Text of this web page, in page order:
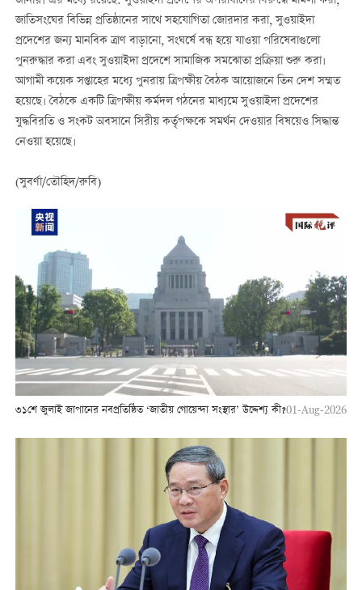
জাতিসংঘের বিভিন্ন প্রতিষ্ঠানের সাথে সহযোগিতা জোরদার করা, সুওয়াইদা
প্রদেশের জন্য মানবিক ত্রাণ বাড়ানো, সংঘর্ষে বন্ধ হয়ে যাওয়া পরিষেবাগুলো
পুনরুদ্ধার করা এবং সুওয়াইদা প্রদেশে সামাজিক সমঝোতা প্রক্রিয়া শুরু করা।
আগামী কয়েক সপ্তাহের মধ্যে পুনরায় ত্রিপক্ষীয় বৈঠক আয়োজনে তিন দেশ সম্মত
হয়েছে। বৈঠকে একটি ত্রিপক্ষীয় কর্মদল গঠনের মাধ্যমে সুওয়াইদা প্রদেশের
যুদ্ধবিরতি ও সংকট অবসানে সিরীয় কর্তৃপক্ষকে সমর্থন দেওয়ার বিষয়েও সিদ্ধান্ত
নেওয়া হয়েছে।
(সুবর্ণা/তৌহিদ/রুবি)
৩১শে জুলাই জাপানের নবপ্রতিষ্ঠিত ‘জাতীয় গোয়েন্দা সংস্থার’ উদ্দেশ্য কী?01-Aug-2026